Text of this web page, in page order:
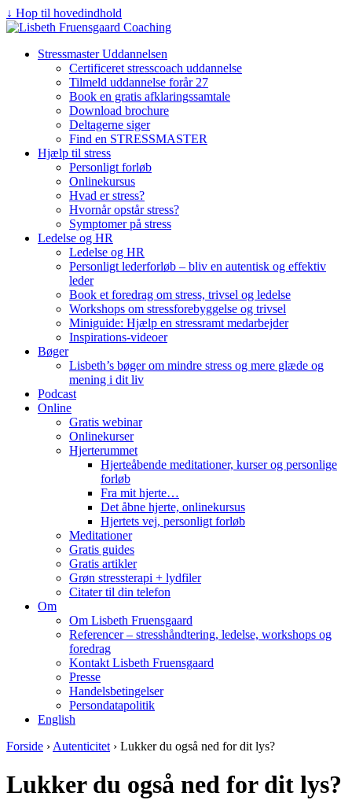
↓ Hop til hovedindhold
Stressmaster Uddannelsen
Certificeret stresscoach uddannelse
Tilmeld uddannelse forår 27
Book en gratis afklaringssamtale
Download brochure
Deltagerne siger
Find en STRESSMASTER
Hjælp til stress
Personligt forløb
Onlinekursus
Hvad er stress?
Hvornår opstår stress?
Symptomer på stress
Ledelse og HR
Ledelse og HR
Personligt lederforløb – bliv en autentisk og effektiv
leder
Book et foredrag om stress, trivsel og ledelse
Workshops om stressforebyggelse og trivsel
Miniguide: Hjælp en stressramt medarbejder
Inspirations-videoer
Bøger
Lisbeth’s bøger om mindre stress og mere glæde og
mening i dit liv
Podcast
Online
Gratis webinar
Onlinekurser
Hjerterummet
Hjerteåbende meditationer, kurser og personlige
forløb
Fra mit hjerte…
Det åbne hjerte, onlinekursus
Hjertets vej, personligt forløb
Meditationer
Gratis guides
Gratis artikler
Grøn stressterapi + lydfiler
Citater til din telefon
Om
Om Lisbeth Fruensgaard
Referencer – stresshåndtering, ledelse, workshops og
foredrag
Kontakt Lisbeth Fruensgaard
Presse
Handelsbetingelser
Persondatapolitik
English
Forside › Autenticitet › Lukker du også ned for dit lys?
Lukker du også ned for dit lys?